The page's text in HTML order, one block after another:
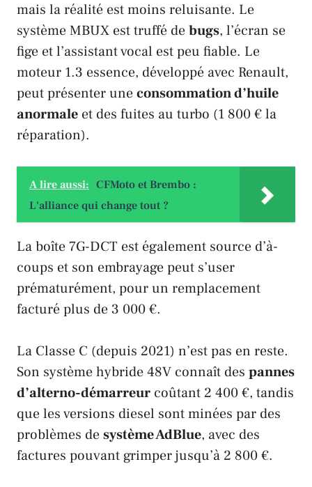
mais la réalité est moins reluisante. Le
systèmeMBUX est truffé debugs, l’écran se
fige et l’assistant vocal est peu fiable. Le
moteur 1.3 essence, développé avec Renault,
peut présenter uneconsommation d’huile
anormale et des fuites au turbo (1 800 € la
réparation).
A lire aussi: CFMoto et Brembo :
L'alliance qui change tout ?
La boîte 7G-DCT est également source d’à-
coups et son embrayage peut s’user
prématurément, pour un remplacement
facturé plus de 3 000 €.
La Classe C (depuis 2021) n’est pas en reste.
Son système hybride 48V connaît des pannes
d’alterno-démarreur coûtant 2 400 €, tandis
que les versions diesel sont minées par des
problèmes desystème AdBlue, avec des
factures pouvant grimper jusqu’à 2 800 €.